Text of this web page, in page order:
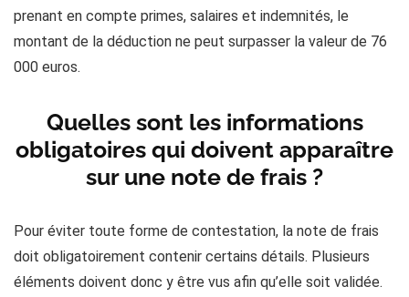
prenant en compte primes, salaires et indemnités, le
montant de la déduction ne peut surpasser la valeur de 76
000 euros.
Quelles sont les informations
obligatoires qui doivent apparaître
sur une note de frais ?
Pour éviter toute forme de contestation, la note de frais
doit obligatoirement contenir certains détails. Plusieurs
éléments doivent donc y être vus afin qu’elle soit validée.